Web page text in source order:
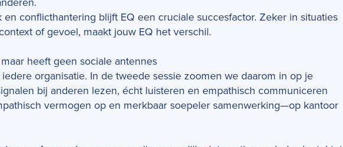
conflicthantering blijft EQ een cruciale succesfactor. Zeker in situaties
of gevoel, maakt jouw EQ het verschil.
heeft geen sociale antennes
organisatie. In de tweede sessie zoomen we daarom in op je
bij anderen lezen, écht luisteren en empathisch communiceren
vermogen op en merkbaar soepeler samenwerking—op kantoor